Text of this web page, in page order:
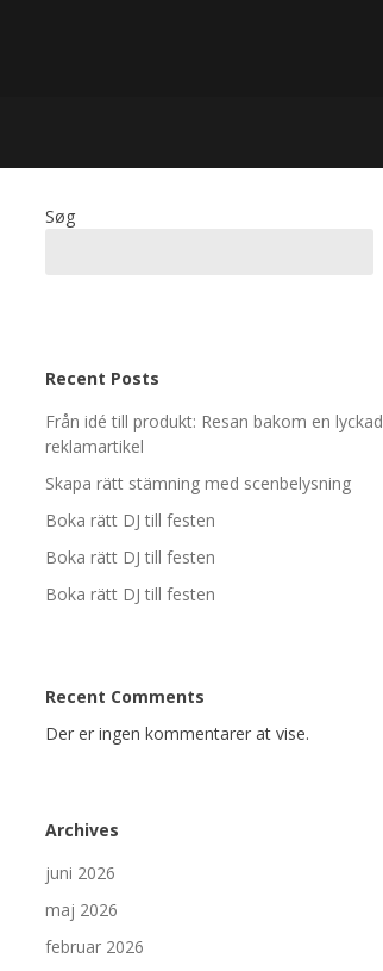
Søg
Recent Posts
Från idé till produkt: Resan bakom en lyckad
reklamartikel
Skapa rätt stämning med scenbelysning
Boka rätt DJ till festen
Boka rätt DJ till festen
Boka rätt DJ till festen
Recent Comments
Der er ingen kommentarer at vise.
Archives
juni 2026
maj 2026
februar 2026